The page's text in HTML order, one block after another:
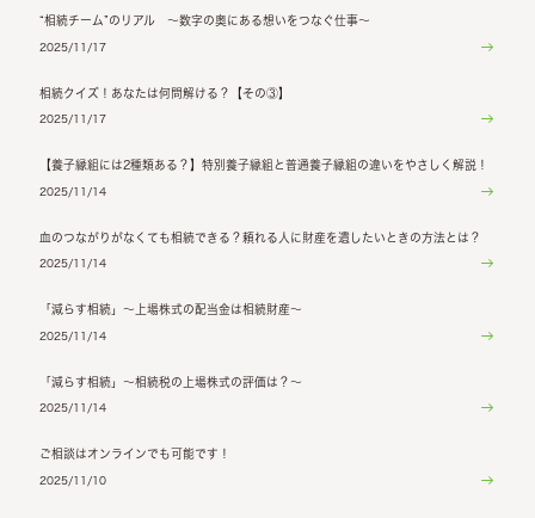
“相続チーム”のリアル ～数字の奥にある想いをつなぐ仕事～
2025/11/17
相続クイズ！あなたは何問解ける？【その③】
2025/11/17
【養子縁組には2種類ある？】特別養子縁組と普通養子縁組の違いをやさしく解説！
2025/11/14
血のつながりがなくても相続できる？頼れる人に財産を遺したいときの方法とは？
2025/11/14
「減らす相続」～上場株式の配当金は相続財産～
2025/11/14
「減らす相続」～相続税の上場株式の評価は？～
2025/11/14
ご相談はオンラインでも可能です！
2025/11/10